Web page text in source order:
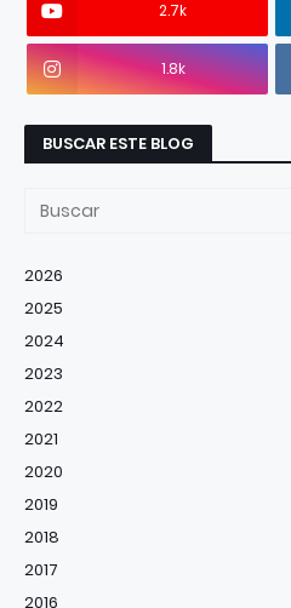
2.7k
1.8k
BUSCAR ESTE BLOG
2026
2025
2024
2023
2022
2021
2020
2019
2018
2017
2016